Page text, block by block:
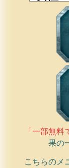
「一部無料
果の
こちらのメ